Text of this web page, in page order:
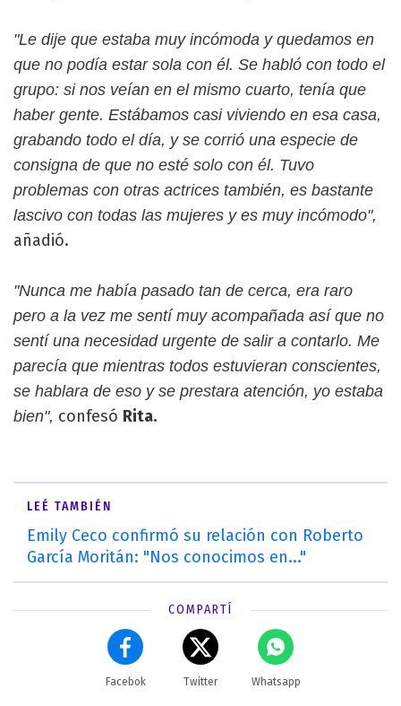
"Le dije que estaba muy incómoda y quedamos en
que no podía estar sola con él. Se habló con todo el
grupo: si nos veían en el mismo cuarto, tenía que
haber gente. Estábamos casi viviendo en esa casa,
grabando todo el día, y se corrió una especie de
consigna de que no esté solo con él. Tuvo
problemas con otras actrices también, es bastante
lascivo con todas las mujeres y es muy incómodo",
añadió.
"Nunca me había pasado tan de cerca, era raro
pero a la vez me sentí muy acompañada así que no
sentí una necesidad urgente de salir a contarlo. Me
parecía que mientras todos estuvieran conscientes,
se hablara de eso y se prestara atención, yo estaba
bien", confesó Rita.
LEÉ TAMBIÉN
Emily Ceco confirmó su relación con Roberto
García Moritán: "Nos conocimos en..."
COMPARTÍ
Facebok Twitter Whatsapp